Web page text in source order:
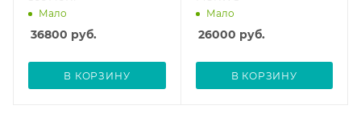
Мало
36800 руб.
В КОРЗИНУ
Мало
26000 руб.
В КОРЗИНУ